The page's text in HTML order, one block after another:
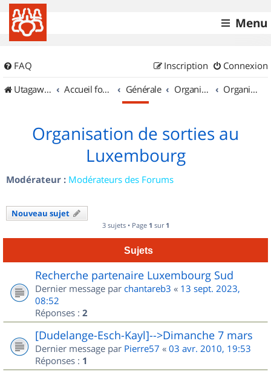
Menu
FAQ Connexion
Inscription
UtagawaVTT (Randos VTT et VTTAE avec traces GPS)
Accueil forum Générale Organisation de sorties & Recherche de partenaires Organisation de sorties au Luxembourg
Organisation de sorties au
Luxembourg
Modérateur : Modérateurs des Forums
Nouveau sujet
3 sujets • Page 1 sur 1
Sujets
Recherche partenaire Luxembourg Sud
Dernier message par chantareb3 « 13 sept. 2023,
08:52
Réponses : 2
[Dudelange-Esch-Kayl]-->Dimanche 7 mars
Dernier message par Pierre57 « 03 avr. 2010, 19:53
Réponses : 1